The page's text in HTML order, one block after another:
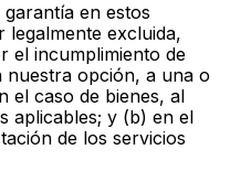
en estos
legalmente excluida,
el incumplimiento de
nuestra opción, a una o
el caso de bienes, al
aplicables; y (b) en el
de los servicios